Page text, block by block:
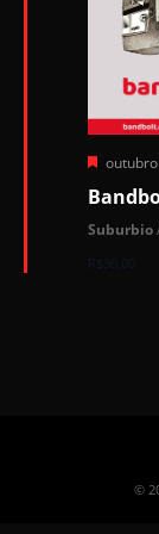
Suburbio
R$30,00
©